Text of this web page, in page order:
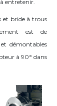
entretenir.
et bride à trous
est de
démontables
à 90° dans